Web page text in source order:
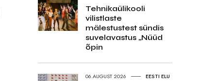
Tehnikaülikooli
vilistlaste
mälestustest sündis
suvelavastus „Nüüd
õpin
06.AUGUST 2026 EESTI ELU